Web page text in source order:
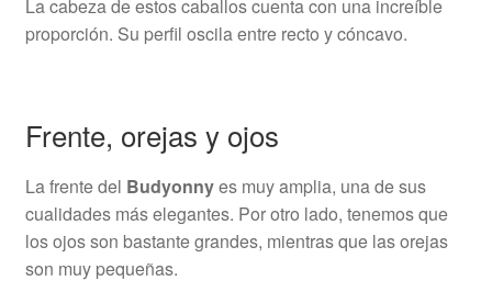
La cabeza de estos caballos cuenta con una increíble
proporción. Su perfil oscila entre recto y cóncavo.
Frente, orejas y ojos
La frente del Budyonnyes muy amplia, una de sus
cualidades más elegantes. Por otro lado, tenemos que
los ojos son bastante grandes, mientras que las orejas
son muy pequeñas.